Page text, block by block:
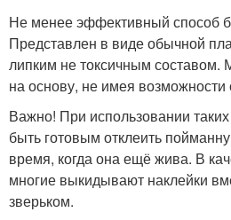
Не менее эффективный способ
Представлен в виде обычной
липким не токсичным
на основу, не имея возможности
Важно! При использовании
быть готовым отклеить
время, когда она ещё жива. В
многие выкидывают наклейки
зверьком.